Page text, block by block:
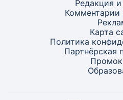
Редакция
Комментарии
Карта
Политика
Партнёрская